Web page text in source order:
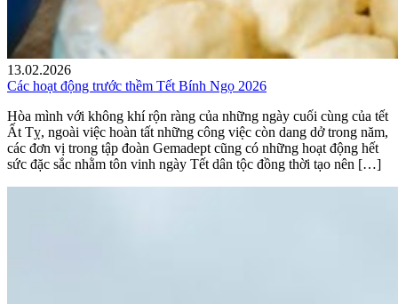
13.02.2026
Các hoạt động trước thềm Tết Bính Ngọ 2026
Hòa mình với không khí rộn ràng của những ngày cuối cùng của tết
Ất Tỵ, ngoài việc hoàn tất những công việc còn dang dở trong năm,
các đơn vị trong tập đoàn Gemadept cũng có những hoạt động hết
sức đặc sắc nhằm tôn vinh ngày Tết dân tộc đồng thời tạo nên […]